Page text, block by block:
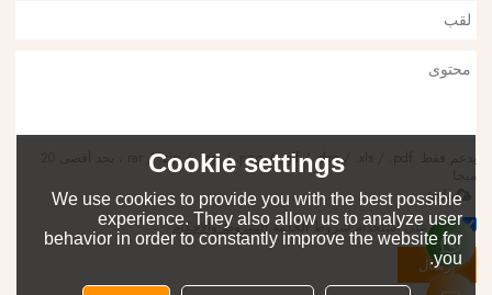
ميجا
ملحق
توافق على استخدام شروط الخدمة,الشروط والاحكام
إرسال
Cookie settings
We use cookies to provide you with the best possible
experience. They also allow us to analyze user
behavior in order to constantly improve the website for
you.